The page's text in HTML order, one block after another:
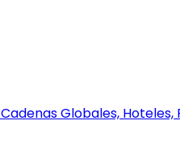
Cadenas Globales, Hoteles,